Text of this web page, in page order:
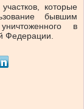
которые
бывшим
в
Федерации.